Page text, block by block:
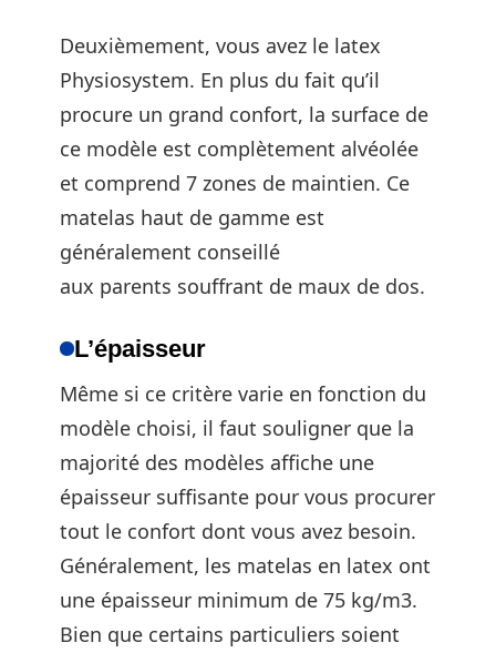
Deuxièmement, vous avez le latex
Physiosystem. En plus du fait qu’il
procure un grand confort, la surface de
ce modèle est complètement alvéolée
et comprend 7 zones de maintien. Ce
matelas haut de gamme est
généralement conseillé
aux parents souffrant de maux de dos.
L’épaisseur
Même si ce critère varie en fonction du
modèle choisi, il faut souligner que la
majorité des modèles affiche une
épaisseur suffisante pour vous procurer
tout le confort dont vous avez besoin.
Généralement, les matelas en latex ont
une épaisseur minimum de 75 kg/m3.
Bien que certains particuliers soient